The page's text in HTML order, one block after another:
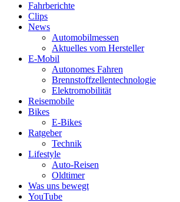
Fahrberichte
Clips
News
Automobilmessen
Aktuelles vom Hersteller
E-Mobil
Autonomes Fahren
Brennstoffzellentechnologie
Elektromobilität
Reisemobile
Bikes
E-Bikes
Ratgeber
Technik
Lifestyle
Auto-Reisen
Oldtimer
Was uns bewegt
YouTube